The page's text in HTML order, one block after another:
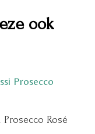
ook
Prosecco Rosé